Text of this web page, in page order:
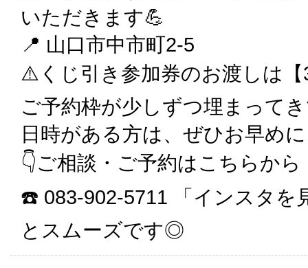
いただきます💪
📍 山口市中市町2-5
⚠️くじ引き参加券のお渡しは
ご予約枠が少しずつ埋まって
日時がある方は、ぜひお早め
👇ご相談・ご予約はこちらから
☎️ 083-902-5711 「インスタを
とスムーズです◎